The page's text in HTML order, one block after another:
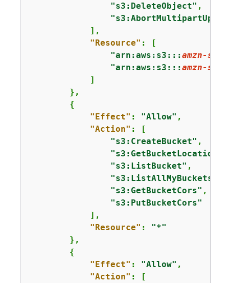
"s3:DeleteObject" ,
            ],
"Resource" : [
"arn:aws:s3:::amzn-s3-
"arn:aws:s3:::amzn-s3-
            ]
        },
{
"Effect" : "Allow" ,
"Action" : [
"s3:CreateBucket" ,
"s3:GetBucketLocation"
"s3:ListBucket" ,
"s3:ListAllMyBuckets"
"s3:GetBucketCors" ,
"s3:PutBucketCors"
            ],
"Resource" : "*"
        },
{
"Effect" : "Allow" ,
"Action" : [